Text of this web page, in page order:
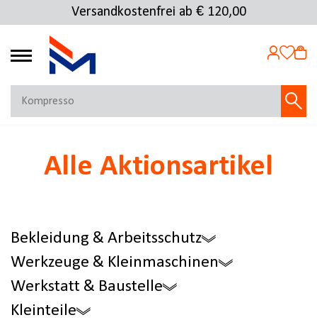
Versandkostenfrei ab € 120,00
Kostenlose Rücksendung
4.69
Jetzt anmelden
Alle Aktionsartikel
Bekleidung & Arbeitsschutz
Werkzeuge & Kleinmaschinen
Werkstatt & Baustelle
Kleinteile